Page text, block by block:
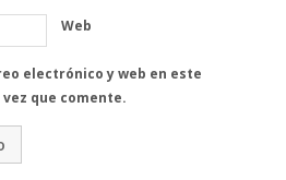
Web
electrónico y web en este
que comente.